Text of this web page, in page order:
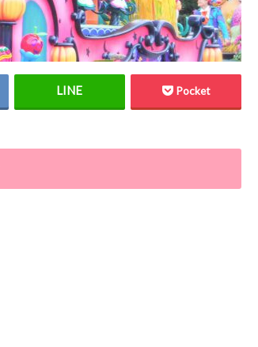
Pocket